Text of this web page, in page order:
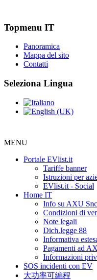
Topmenu IT
Panoramica
Mappa del sito
Contatti
Seleziona Lingua
MENU
Portale EVlist.it
Tariffe banner
Istruzioni per
EVlist.it - Social
Home IT
Info su AXU Snc
Condizioni di
Note legali
Dich.legge 88
Informativa
Pagamenti ad
Informazioni
SOS incidenti con EV
大功率可編程